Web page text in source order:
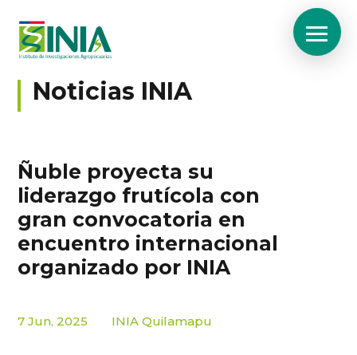
Noticias INIA
Ñuble proyecta su
liderazgo frutícola con
gran convocatoria en
encuentro internacional
organizado por INIA
7 Jun, 2025 INIA Quilamapu